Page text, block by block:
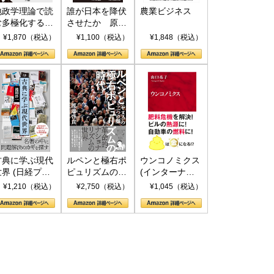
政学理論で読
多極化する世
トランプと
¥1,870（税込）
誰が日本を降伏
させたか 原爆
投下、ソ連参
(PHP新書)
¥1,100（税込）
農業ビジネス
¥1,848（税込）
典に学ぶ現代
界 (日経プレ
アシリーズ)
¥1,210（税込）
ルペンと極右ポ
ピュリズムの時
代：〈ヤヌス〉
¥2,750（税込）
ウンコノミクス
(インターナシ
ョナル新書)
¥1,045（税込）